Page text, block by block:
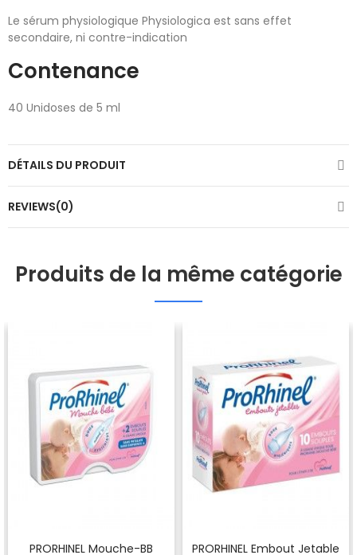
Le sérum physiologique Physiologica est sans effet
secondaire, ni contre-indication
Contenance
40 Unidoses de 5 ml
DÉTAILS DU PRODUIT
REVIEWS(0)
Produits de la même catégorie
PRORHINEL Mouche-BB
PRORHINEL Embout Jetable